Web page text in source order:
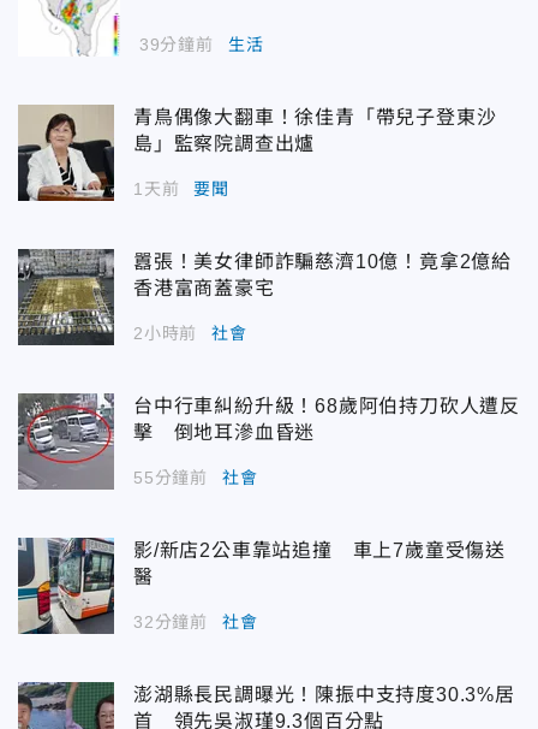
39分鐘前 生活
青鳥偶像大翻車！徐佳青「帶兒子登東沙
島」監察院調查出爐
1天前 要聞
囂張！美女律師詐騙慈濟10億！竟拿2億給
香港富商蓋豪宅
2小時前 社會
台中行車糾紛升級！68歲阿伯持刀砍人遭反
擊 倒地耳滲血昏迷
55分鐘前 社會
影/新店2公車靠站追撞 車上7歲童受傷送
醫
32分鐘前 社會
澎湖縣長民調曝光！陳振中支持度30.3%居
首 領先吳淑瑾9.3個百分點